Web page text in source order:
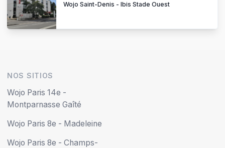
Wojo Saint-Denis - Ibis Stade Ouest
NOS SITIOS
Wojo Paris 14e -
Montparnasse Gaîté
Wojo Paris 8e - Madeleine
Wojo Paris 8e - Champs-